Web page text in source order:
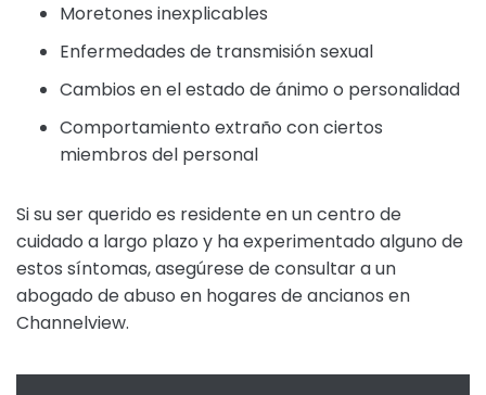
Moretones inexplicables
Enfermedades de transmisión sexual
Cambios en el estado de ánimo o personalidad
Comportamiento extraño con ciertos
miembros del personal
Si su ser querido es residente en un centro de
cuidado a largo plazo y ha experimentado alguno de
estos síntomas, asegúrese de consultar a un
abogado de abuso en hogares de ancianos en
Channelview.